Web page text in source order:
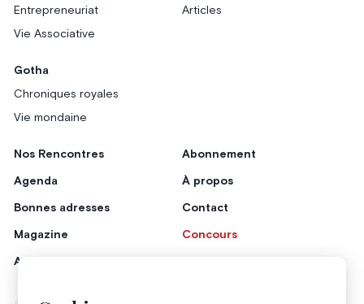
Entrepreneuriat
Vie Associative
Articles
Gotha
Chroniques royales
Vie mondaine
Nos Rencontres
Agenda
Bonnes adresses
Magazine
Annonceurs
Abonnement
À propos
Contact
Concours